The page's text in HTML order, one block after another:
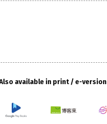
available in print / e-version